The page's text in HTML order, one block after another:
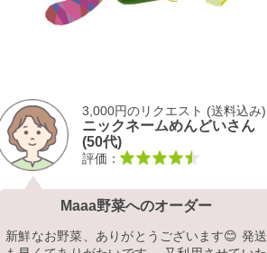
3,500円のリクエスト (送料別)
miwatさん (50代)
評価：
春野耕作隊へのオーダー
今回もたくさんのお野菜をありがとうござい